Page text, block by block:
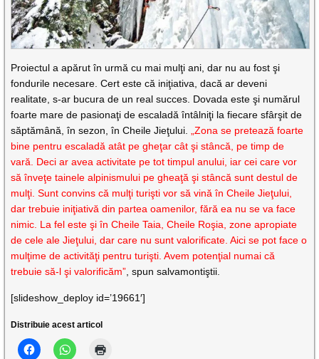
Proiectul a apărut în urmă cu mai mulţi ani, dar nu au fost şi
fondurile necesare. Cert este că iniţiativa, dacă ar deveni
realitate, s-ar bucura de un real succes. Dovada este şi numărul
foarte mare de pasionaţi de escaladă întâlniţi la fiecare sfârşit de
săptămână, în sezon, în Cheile Jieţului.
„Zona se pretează foarte
bine pentru escaladă atât pe gheţar cât şi stâncă, pe timp de
vară. Deci ar avea activitate pe tot timpul anului, iar cei care vor
să înveţe tainele alpinismului pe gheaţă şi stâncă sunt destul de
mulţi. Sunt convins că mulţi turişti vor să vină în Cheile Jieţului,
dar trebuie iniţiativă din partea oamenilor, fără ea nu se va face
nimic. La fel este şi în Cheile Taia, Cheile Roşia, zone apropiate
de cele ale Jieţului, dar care nu sunt valorificate. Aici se pot face o
mulţime de activităţi pentru turişti. Avem potenţial numai că
trebuie să-l şi valorificăm” , spun salvamontiştii.
[slideshow_deploy id=’19661′]
Distribuie acest articol